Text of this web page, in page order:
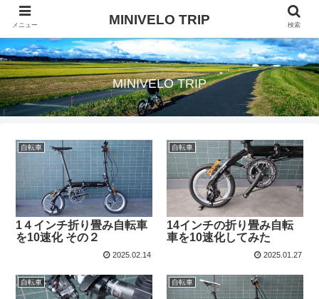
自転車旅に行きたい
MINIVELO TRIP
自転車
1４インチ折り畳み自転車
を10速化 その２
2025.02.14
自転車
14インチの折り畳み自転
車を10速化してみた
2025.01.27
自転車 自転車
メニュー MINIVELO TRIP 検索